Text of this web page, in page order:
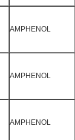
AMPHENOL
AMPHENOL
AMPHENOL